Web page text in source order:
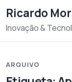
Ricardo
Inovação &
ARQUIVO